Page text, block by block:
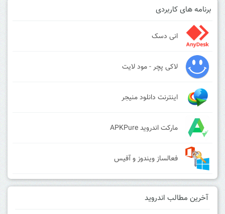
برنامه های کاربردی
انی دسک
لاکی پچر - مود لایت
اینترنت دانلود منیجر
مارکت اندروید APKPure
فعالساز ویندوز و آفیس
آخرین مطالب اندروید